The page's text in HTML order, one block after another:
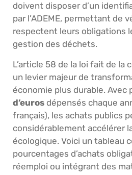
doivent disposer d’un
par l’ADEME, permettant de
respectent leurs obligations
gestion des déchets.
L’article 58 de la loi fait de la
un levier majeur de
économie plus durable. Avec
d’euros dépensés chaque
français), les achats publics
considérablement accélérer
écologique. Voici un tableau
pourcentages d’achats
réemploi ou intégrant des